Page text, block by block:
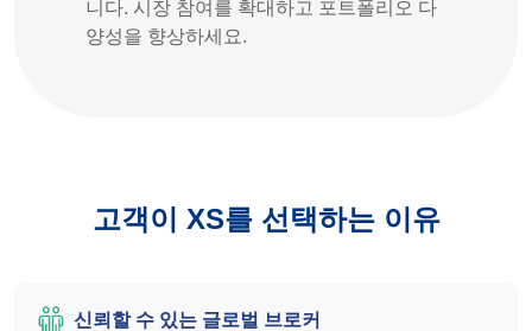
니다. 시장 참여를 확대하고 포트폴리오 다
양성을 향상하세요.
고객이 XS를 선택하는 이유
신뢰할 수 있는 글로벌 브로커